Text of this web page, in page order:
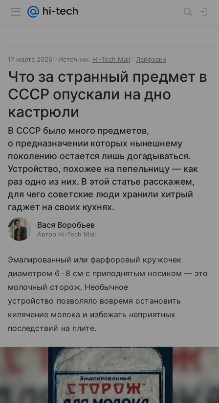
17 марта 2026 Источник: Hi-Tech Mail Лайфхаки
Что за странный предмет в
СССР опускали на дно
кастрюли
В СССР было много предметов,
о предназначении которых нынешнему
поколению остается лишь догадываться.
Устройство, похожее на пепельницу — как
раз одно из них. В этой статье расскажем,
для чего советские люди хранили хитрый
гаджет на своих кухнях.
Вася Воробьев
Автор Hi-Tech Mail
Эмалированный или фарфоровый кружочек
диаметром 6−8 см с приподнятым носиком — это
молочный сторож. Необычное
устройство позволяло вовремя остановить
кипячение молока и избежать неприятных
последствий на плите.